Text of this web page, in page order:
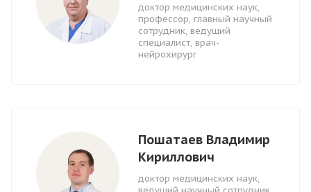
доктор медицинских наук,
профессор, главный научный
сотрудник, ведущий
специалист, врач-
нейрохирург
Пошатаев Владимир
Кириллович
доктор медицинских наук,